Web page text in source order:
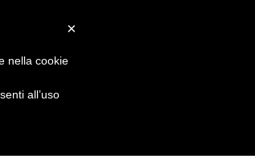
×
nella cookie
all’uso